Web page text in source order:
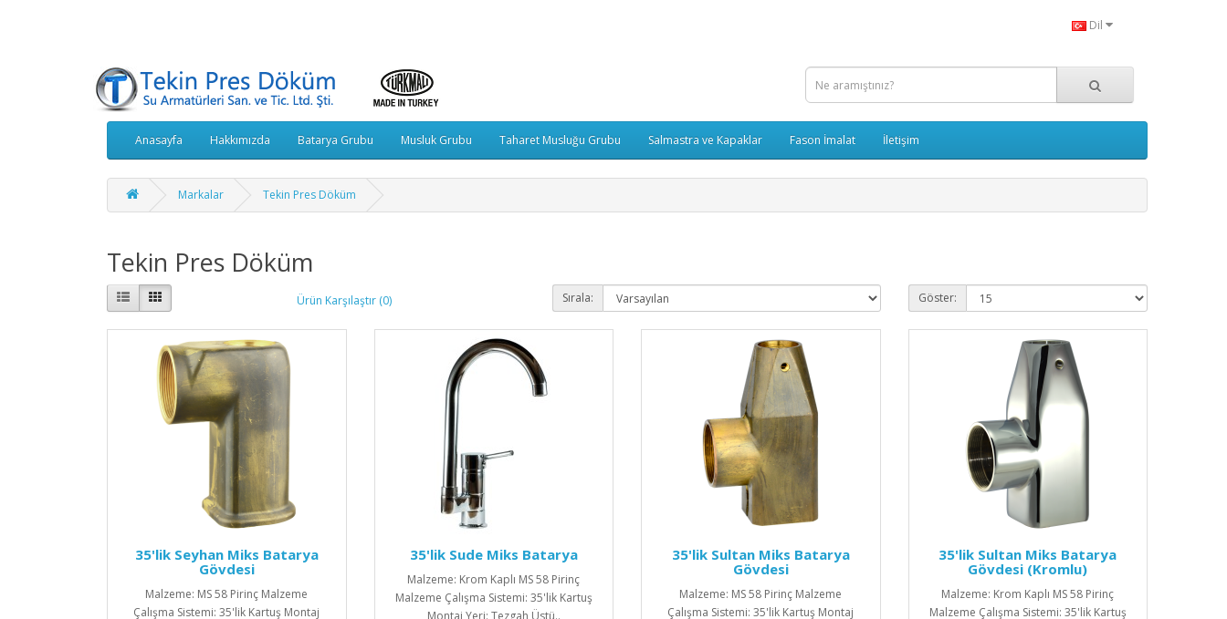
Dil
Anasayfa Hakkımızda Batarya Grubu Musluk Grubu Taharet Musluğu Grubu Salmastra ve Kapaklar Fason İmalat İletişim
Markalar Tekin Pres Döküm
Tekin Pres Döküm
Ürün Karşılaştır (0) Sırala: Göster:
35'lik Seyhan Miks Batarya
Gövdesi
Malzeme: MS 58 Pirinç Malzeme
Çalışma Sistemi: 35'lik Kartuş Montaj
35'lik Sude Miks Batarya
Malzeme: Krom Kaplı MS 58 Pirinç
Malzeme Çalışma Sistemi: 35'lik Kartuş
Montaj Yeri: Tezgah Üstü..
35'lik Sultan Miks Batarya
Gövdesi
Malzeme: MS 58 Pirinç Malzeme
Çalışma Sistemi: 35'lik Kartuş Montaj
35'lik Sultan Miks Batarya
Gövdesi (Kromlu)
Malzeme: Krom Kaplı MS 58 Pirinç
Malzeme Çalışma Sistemi: 35'lik Kartuş